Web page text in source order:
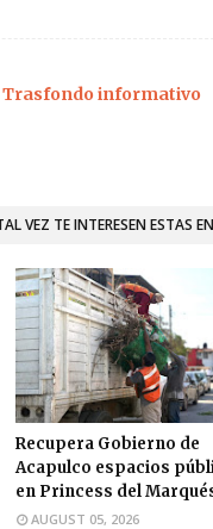
Trasfondo informativo
VEZ TE INTERESEN ESTAS
Recupera Gobierno de
Acapulco espacios
en Princess del
AUGUST 05, 2026